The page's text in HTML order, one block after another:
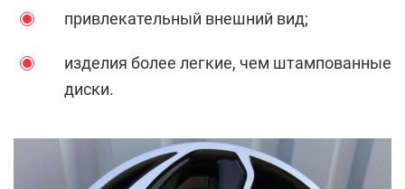
привлекательный внешний вид;
изделия более легкие, чем штампованные
диски.